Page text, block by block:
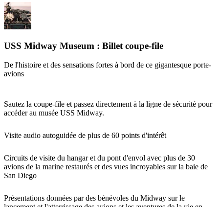
USS Midway Museum : Billet coupe-file
De l'histoire et des sensations fortes à bord de ce gigantesque porte-
avions
Sautez la coupe-file et passez directement à la ligne de sécurité pour
accéder au musée USS Midway.
Visite audio autoguidée de plus de 60 points d'intérêt
Circuits de visite du hangar et du pont d'envol avec plus de 30
avions de la marine restaurés et des vues incroyables sur la baie de
San Diego
Présentations données par des bénévoles du Midway sur le